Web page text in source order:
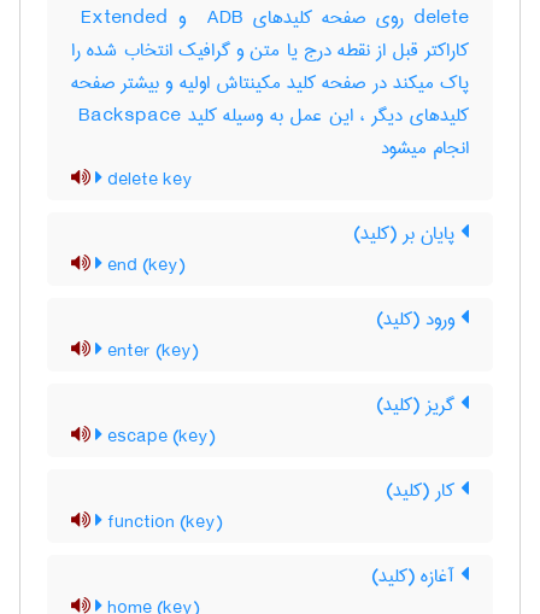
delete روی صفحه کلیدهای ‎ ADB و ‎ Extended
کاراکتر قبل از نقطه درج یا متن و گرافیک انتخاب شده را
پاک میکند در صفحه کلید مکینتاش اولیه و بیشتر صفحه
کلیدهای دیگر ، این عمل به وسیله کلید ‎ Backspace
انجام میشود
delete key
پایان‌ بر (کلید)
end (key)
ورود (کلید)
enter (key)
گریز (کلید)
escape (key)
کار (کلید)
function (key)
آغازه (کلید)